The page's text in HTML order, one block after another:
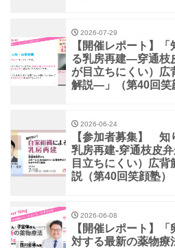
2026-07-29
【開催レポート】
る乳房再建―穿通枝
が目立ちにくい）広
解説―」（第40回笑
2026-06-24
【参加者募集】 知
乳房再建-穿通枝皮
目立ちにくい）広
説（第40回笑顔塾）
2026-06-08
【開催レポート】
対する最新の薬物療